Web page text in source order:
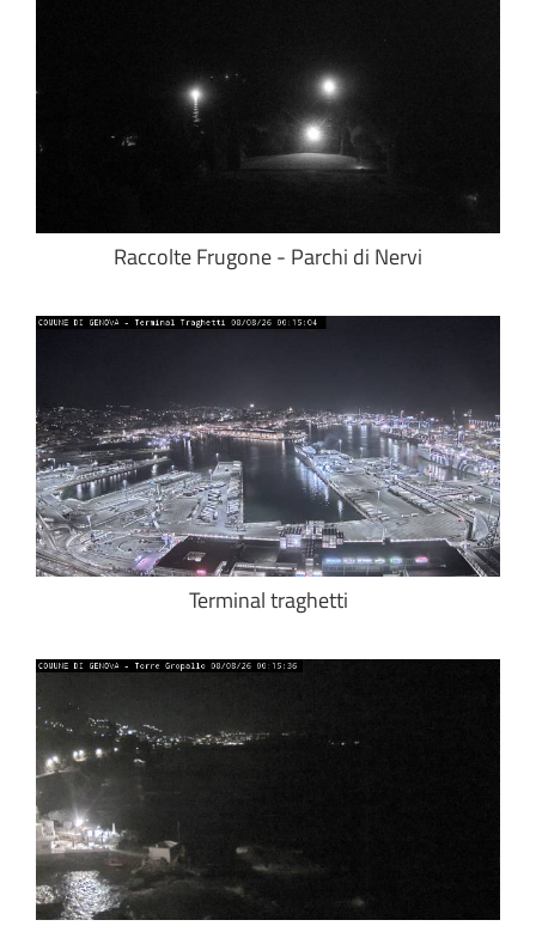
Raccolte Frugone - Parchi di Nervi
Terminal traghetti